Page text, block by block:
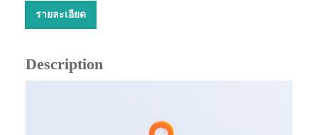
รายละเอียด
Description